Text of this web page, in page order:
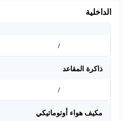
الداخلية
/
ذاكرة المقاعد
/
مكيف هواء أوتوماتيكي